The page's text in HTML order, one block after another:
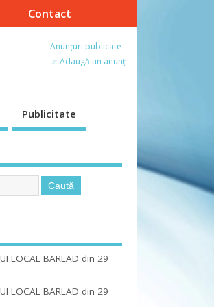
Contact
Anunțuri publicate
☞ Adaugă un anunț
Publicitate
LOCAL BARLAD din 29
LOCAL BARLAD din 29